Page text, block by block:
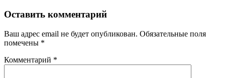
Оставить комментарий
Ваш адрес email не будет опубликован. Обязательные поля
помечены *
Комментарий *